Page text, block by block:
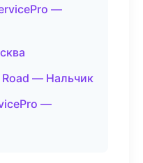
—
— Нальчик
—